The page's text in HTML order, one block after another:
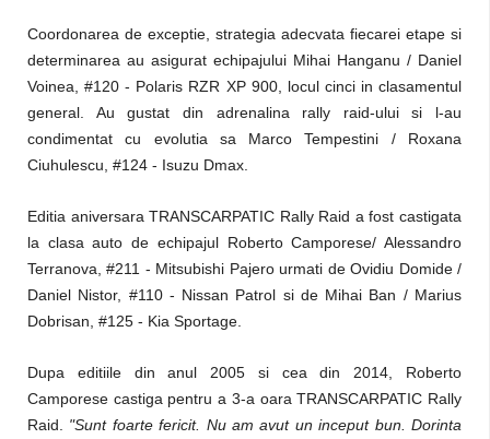
Coordonarea de exceptie, strategia adecvata fiecarei etape si
determinarea au asigurat echipajului Mihai Hanganu / Daniel
Voinea, #120 - Polaris RZR XP 900, locul cinci in clasamentul
general. Au gustat din adrenalina rally raid-ului si l-au
condimentat cu evolutia sa Marco Tempestini / Roxana
Ciuhulescu, #124 - Isuzu Dmax.
Editia aniversara TRANSCARPATIC Rally Raid a fost castigata
la clasa auto de echipajul Roberto Camporese/ Alessandro
Terranova, #211 - Mitsubishi Pajero urmati de Ovidiu Domide /
Daniel Nistor, #110 - Nissan Patrol si de Mihai Ban / Marius
Dobrisan, #125 - Kia Sportage.
Dupa editiile din anul 2005 si cea din 2014, Roberto
Camporese castiga pentru a 3-a oara TRANSCARPATIC Rally
Raid. "Sunt foarte fericit. Nu am avut un inceput bun. Dorinta